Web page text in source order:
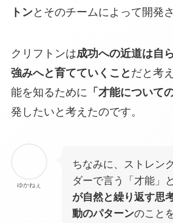
トンとそのチームによって開発
クリフトンは成功への近道は自
強みへと育てていくこと だと考
能を知るために 「才能について
発したいと考えたのです。
ゆかねぇ
ちなみに、ストレン
ダーで言う「才能」と
が自然と繰り返す思
動のパターンのこと